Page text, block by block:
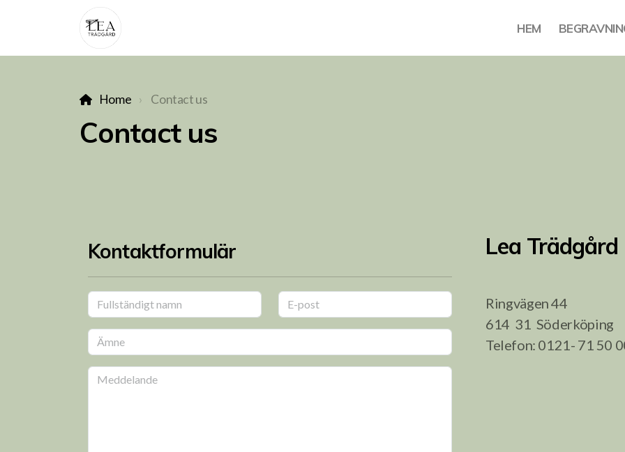
HEM
Home Contact us
Contact us
Kontaktformulär Lea Trädgård
Ringvägen 44
614 31 Söderköping
Telefon: 0121- 71 50